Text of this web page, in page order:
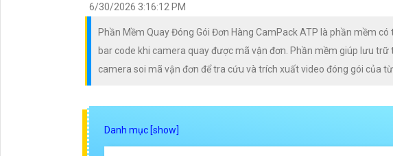
6/30/2026 3:16:12 PM
Phần Mềm Quay Đóng Gói Đơn Hàng CamPack ATP là phần mềm
bar code khi camera quay được mã vận đơn. Phần mềm giúp lưu
camera soi mã vận đơn để tra cứu và trích xuất video đóng gói của